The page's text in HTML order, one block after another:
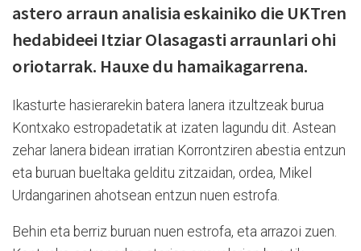
astero arraun analisia eskainiko die UKTren
hedabideei Itziar Olasagasti arraunlari ohi
oriotarrak. Hauxe du hamaikagarrena.
Ikasturte hasierarekin batera lanera itzultzeak burua
Kontxako estropadetatik at izaten lagundu dit. Astean
zehar lanera bidean irratian Korrontziren abestia entzun
eta buruan bueltaka gelditu zitzaidan, ordea, Mikel
Urdangarinen ahotsean entzun nuen estrofa.
Behin eta berriz buruan nuen estrofa, eta arrazoi zuen.